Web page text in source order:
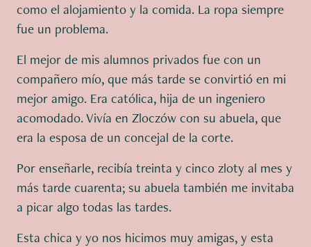
como el alojamiento y la comida. La ropa siempre
fue un problema.
El mejor de mis alumnos privados fue con un
compañero mío, que más tarde se convirtió en mi
mejor amigo. Era católica, hija de un ingeniero
acomodado. Vivía en Zloczów con su abuela, que
era la esposa de un concejal de la corte.
Por enseñarle, recibía treinta y cinco zloty al mes y
más tarde cuarenta; su abuela también me invitaba
a picar algo todas las tardes.
Esta chica y yo nos hicimos muy amigas, y esta